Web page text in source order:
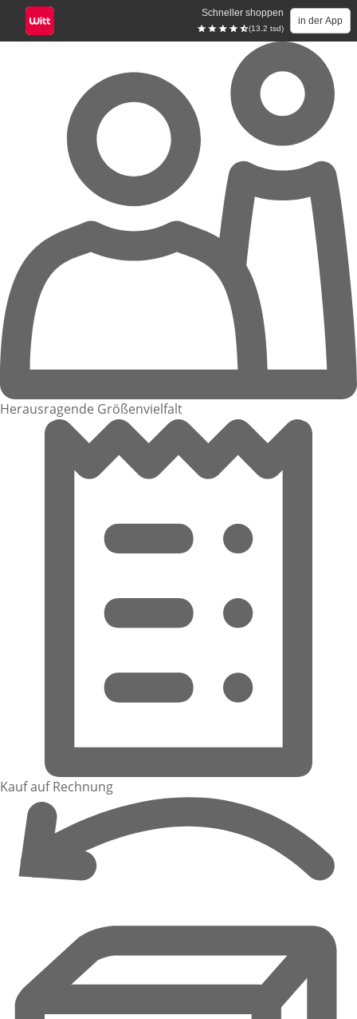
Schneller shoppen
(13.2 tsd)
in der App
Herausragende Größenvielfalt
Kauf auf Rechnung